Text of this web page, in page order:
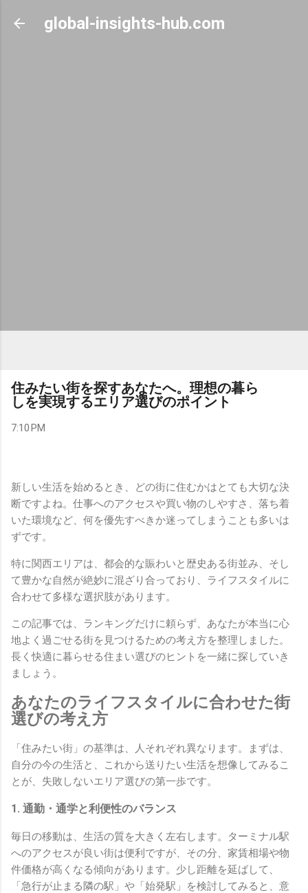
Skip to main content
global-insights-hub.com
住みたい街を探すあなたへ。理想の暮ら
しを実現するエリア選びのポイント
7:10 PM
新しい生活を始めるとき、どの街に住むかはとても大切な決
断ですよね。仕事へのアクセスや買い物のしやすさ、落ち着
いた環境など、何を優先すべきか迷ってしまうことも多いは
ずです。
特に関西エリアは、都会的な賑わいと歴史ある街並み、そし
て豊かな自然が絶妙に混ざり合っており、ライフスタイルに
合わせて多様な選択肢があります。
この記事では、ランキングだけに頼らず、あなたが本当に心
地よく過ごせる街を見つけるための考え方を整理しました。
長く快適に暮らせる住まい選びのヒントを一緒に探していき
ましょう。
あなたのライフスタイルに合わせた街
選びの考え方
「住みたい街」の基準は、人それぞれ異なります。まずは、
自分の今の生活と、これから送りたい生活を想像してみるこ
とが、失敗しないエリア選びの第一歩です。
1. 通勤・通学と利便性のバランス
毎日の移動は、生活の質を大きく左右します。ターミナル駅
へのアクセスが良い街は便利ですが、その分、家賃相場や物
件価格が高くなる傾向があります。少し距離を延ばして、
「急行が止まる隣の駅」や「始発駅」を検討してみると、意